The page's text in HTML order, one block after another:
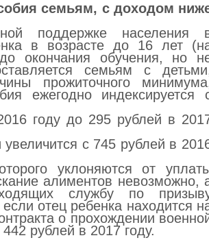
семьям, с доходом
поддержке населения
в возрасте до 16 лет
до окончания обучения, но
семьям с
прожиточного
ежегодно индексируется
году до 295 рублей в
с 745 рублей в
уклоняются от
алиментов невозможно,
службу по
отец ребенка находится
о прохождении
рублей в 2017 году.